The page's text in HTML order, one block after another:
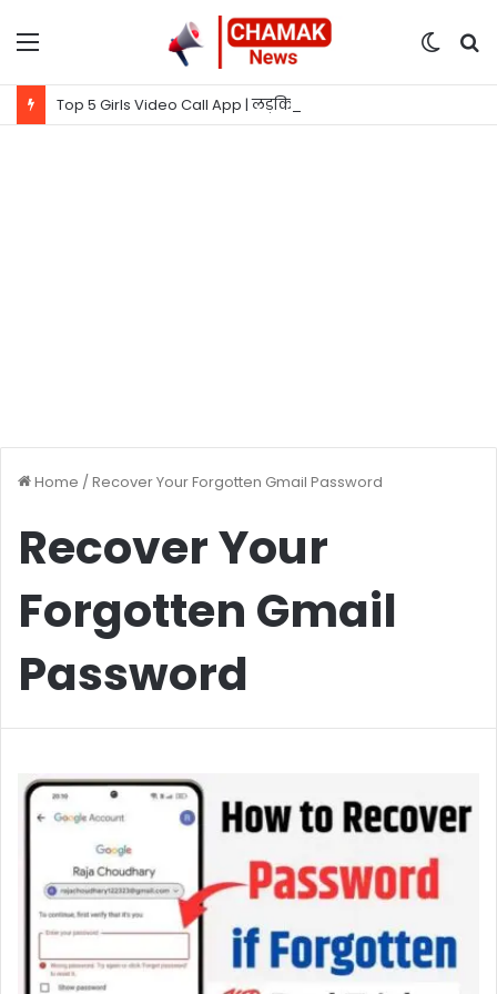
Menu
Switch
Top 5 Girls Video Call App | लड़कियों से बात करने वाला ऐप
Home /Recover Your Forgotten Gmail Password
Recover Your
Forgotten Gmail
Password